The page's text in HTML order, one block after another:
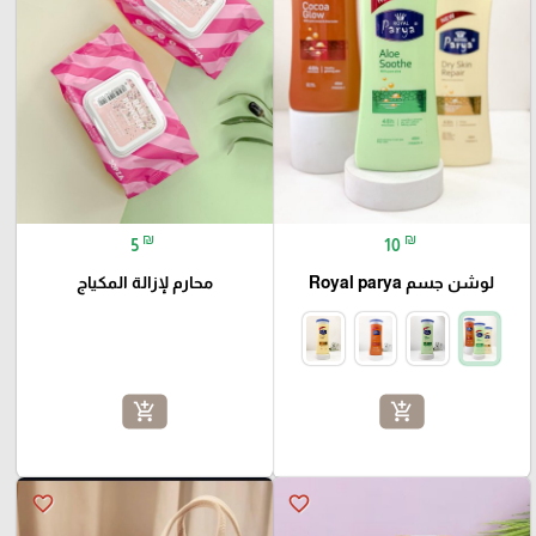
10 ₪
لوشن جسم Royal parya
add_shopping_cart
5 ₪
محارم لإزالة المكياج
add_shopping_cart
favorite_border
favorite_border